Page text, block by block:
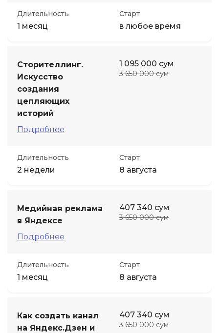
Длительность
1 месяц
Старт
в любое время
Сторителлинг.
Искусство
создания
цепляющих
историй
Подробнее
1 095 000 сум
3 650 000 сум
Длительность
2 недели
Старт
8 августа
Медийная реклама
в Яндексе
Подробнее
407 340 сум
3 650 000 сум
Длительность
1 месяц
Старт
8 августа
Как создать канал
на Яндекс.Дзен и
407 340 сум
3 650 000 сум